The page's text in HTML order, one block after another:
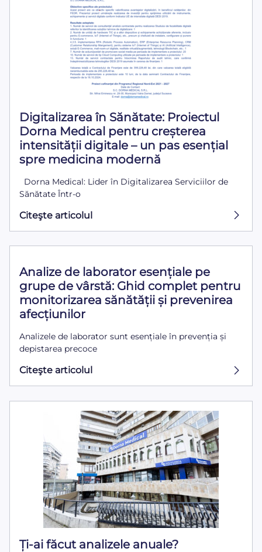
Digitalizarea în Sănătate: Proiectul
Dorna Medical pentru creșterea
intensității digitale – un pas esențial
spre medicina modernă
Dorna Medical: Lider în Digitalizarea Serviciilor de
Sănătate Într-o
Citeşte articolul
Analize de laborator esențiale pe
grupe de vârstă: Ghid complet pentru
monitorizarea sănătății și prevenirea
afecțiunilor
Analizele de laborator sunt esențiale în prevenția și
depistarea precoce
Citeşte articolul
Ți-ai făcut analizele anuale?